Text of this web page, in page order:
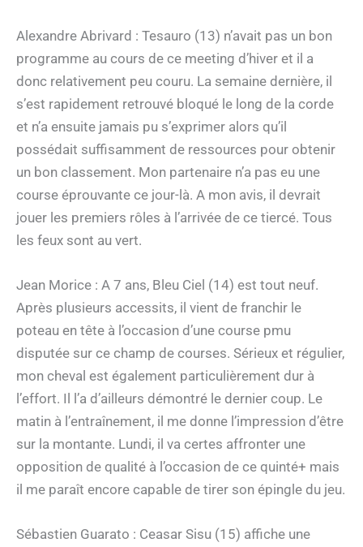
Alexandre Abrivard : Tesauro (13) n’avait pas un bon
programme au cours de ce meeting d’hiver et il a
donc relativement peu couru. La semaine dernière, il
s’est rapidement retrouvé bloqué le long de la corde
et n’a ensuite jamais pu s’exprimer alors qu’il
possédait suffisamment de ressources pour obtenir
un bon classement. Mon partenaire n’a pas eu une
course éprouvante ce jour-là. A mon avis, il devrait
jouer les premiers rôles à l’arrivée de ce tiercé. Tous
les feux sont au vert.
Jean Morice : A 7 ans, Bleu Ciel (14) est tout neuf.
Après plusieurs accessits, il vient de franchir le
poteau en tête à l’occasion d’une course pmu
disputée sur ce champ de courses. Sérieux et régulier,
mon cheval est également particulièrement dur à
l’effort. Il l’a d’ailleurs démontré le dernier coup. Le
matin à l’entraînement, il me donne l’impression d’être
sur la montante. Lundi, il va certes affronter une
opposition de qualité à l’occasion de ce quinté+ mais
il me paraît encore capable de tirer son épingle du jeu.
Sébastien Guarato : Ceasar Sisu (15) affiche une